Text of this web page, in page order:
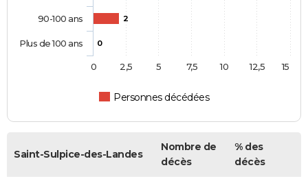
2
0
Personnes décédées
90-100 ans
Plus de 100 ans
0 2,5 5 7,5 10 12,5 15
Saint-Sulpice-des-Landes
Nombre de
décès
% des
décès